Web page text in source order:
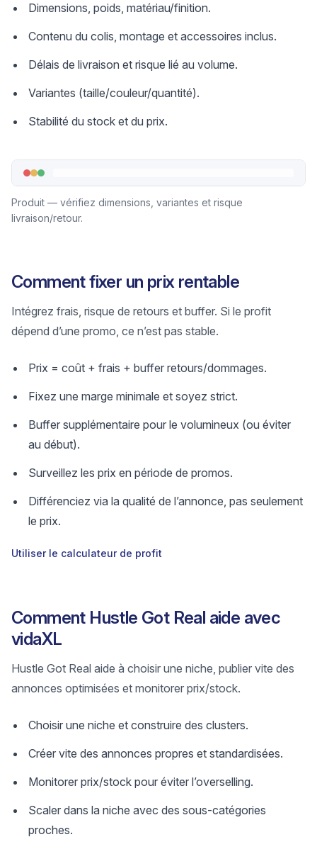
Dimensions, poids, matériau/finition.
Contenu du colis, montage et accessoires inclus.
Délais de livraison et risque lié au volume.
Variantes (taille/couleur/quantité).
Stabilité du stock et du prix.
Produit — vérifiez dimensions, variantes et risque
livraison/retour.
Comment fixer un prix rentable
Intégrez frais, risque de retours et buffer. Si le profit
dépend d’une promo, ce n’est pas stable.
Prix = coût + frais + buffer retours/dommages.
Fixez une marge minimale et soyez strict.
Buffer supplémentaire pour le volumineux (ou éviter
au début).
Surveillez les prix en période de promos.
Différenciez via la qualité de l’annonce, pas seulement
le prix.
Utiliser le calculateur de profit
Comment Hustle Got Real aide avec
vidaXL
Hustle Got Real aide à choisir une niche, publier vite des
annonces optimisées et monitorer prix/stock.
Choisir une niche et construire des clusters.
Créer vite des annonces propres et standardisées.
Monitorer prix/stock pour éviter l’overselling.
Scaler dans la niche avec des sous-catégories
proches.